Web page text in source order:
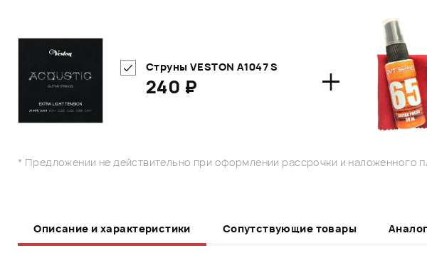
Струны VESTON A1047 S
240 ₽ +
* Предложении не действительно при оформлении рассрочки и наложенного
Описание и характеристики Сопутствующие товары